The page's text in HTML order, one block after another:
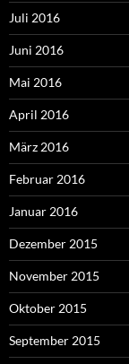
Juli 2016
Juni 2016
Mai 2016
April 2016
März 2016
Februar 2016
Januar 2016
Dezember 2015
November 2015
Oktober 2015
September 2015